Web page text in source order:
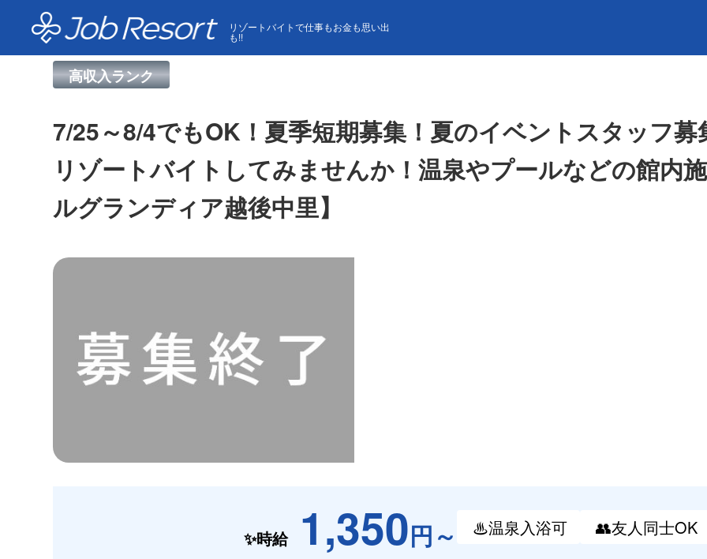
リゾートバイトで仕事もお金も思い出
も!!
HOME 求人一覧
高収入ランク
7/25～8/4でもOK！夏季短期募集！夏のイベントスタッフ
リゾートバイトしてみませんか！温泉やプールなどの館内
ルグランディア越後中里】
✨時給 1,350円～ ♨温泉入浴可 👥友人同士OK